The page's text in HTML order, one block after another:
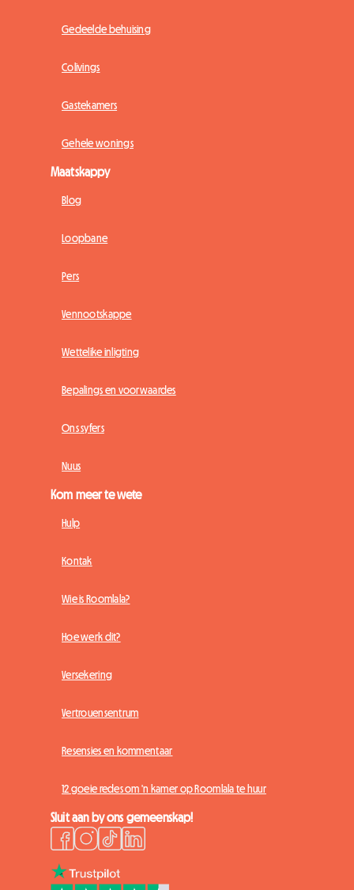
Gedeelde behuising
Colivings
Gastekamers
Gehele wonings
Maatskappy
Blog
Loopbane
Pers
Vennootskappe
Wettelike inligting
Bepalings en voorwaardes
Ons syfers
Nuus
Kom meer te wete
Hulp
Kontak
Wie is Roomlala?
Hoe werk dit?
Versekering
Vertrouensentrum
Resensies en kommentaar
12 goeie redes om 'n kamer op Roomlala te huur
Sluit aan by ons gemeenskap!